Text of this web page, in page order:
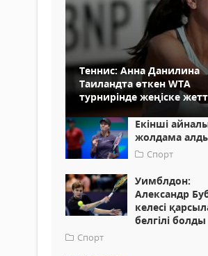
Теннис: Анна Данилина
Таиландта өткен WTA
турнирінде жеңіске
Екінші
жолдама
Спорт
Уимблдон:
Александр
келесі
белгілі болды
Спорт